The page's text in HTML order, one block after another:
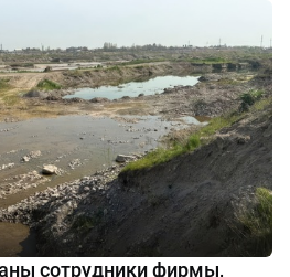
сотрудники фирмы,